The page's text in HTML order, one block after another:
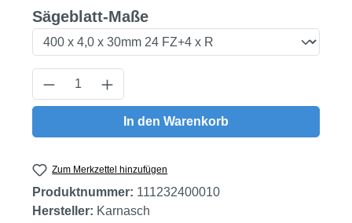
Sägeblatt-Maßeauswählen
Produkt Anzahl: Gib den gewünschten
In den Warenkorb
Zum Merkzettel hinzufügen
Produktnummer: 111232400010
Hersteller: Karnasch